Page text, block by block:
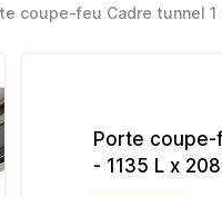
coupe-feu Cadre tunnel 1
Porte coupe-
- 1135 L x